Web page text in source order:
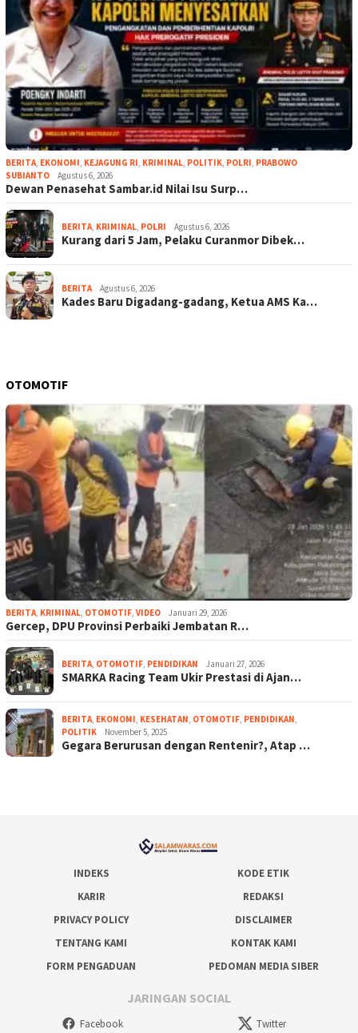
BERITA, EKONOMI, KEJAGUNG RI, KRIMINAL, POLITIK, POLRI, PRABOWO
SUBIANTO
Agustus 6, 2026
Dewan Penasehat Sambar.id Nilai Isu Surp…
BERITA, KRIMINAL, POLRI Agustus 6, 2026
Kurang dari 5 Jam, Pelaku Curanmor Dibek…
BERITA Agustus 6, 2026
Kades Baru Digadang-gadang, Ketua AMS Ka…
OTOMOTIF
BERITA, KRIMINAL, OTOMOTIF, VIDEO Januari 29, 2026
Gercep, DPU Provinsi Perbaiki Jembatan R…
BERITA, OTOMOTIF, PENDIDIKAN Januari 27, 2026
SMARKA Racing Team Ukir Prestasi di Ajan…
BERITA, EKONOMI, KESEHATAN, OTOMOTIF, PENDIDIKAN,
POLITIK
November 5, 2025
Gegara Berurusan dengan Rentenir?, Atap …
INDEKS
KODE ETIK
KARIR
REDAKSI
PRIVACY POLICY
DISCLAIMER
TENTANG KAMI
KONTAK KAMI
FORM PENGADUAN
PEDOMAN MEDIA SIBER
JARINGAN SOCIAL
Facebook Twitter